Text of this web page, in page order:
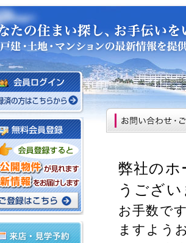
弊社のホ
うござ
お手数で
ますよう